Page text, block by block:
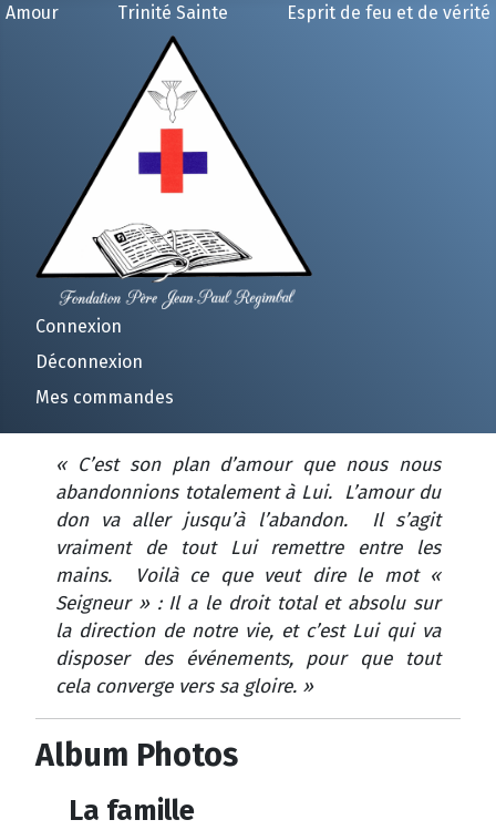
Amour Trinité Sainte Esprit de feu et de vérité
Connexion
Déconnexion
Mes commandes
« C’est son plan d’amour que nous nous
abandonnions totalement à Lui. L’amour du
don va aller jusqu’à l’abandon. Il s’agit
vraiment de tout Lui remettre entre les
mains. Voilà ce que veut dire le mot «
Seigneur » : Il a le droit total et absolu sur
la direction de notre vie, et c’est Lui qui va
disposer des événements, pour que tout
cela converge vers sa gloire. »
Album Photos
La famille